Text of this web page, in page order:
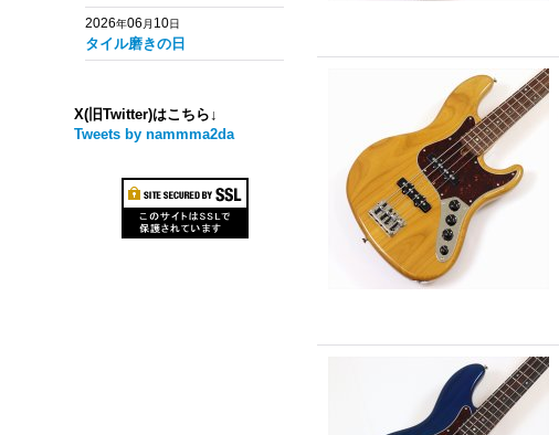
2026年06 月 10日
タイル磨きの日
X(旧Twitter)はこちら↓
Tweets by nammma2da